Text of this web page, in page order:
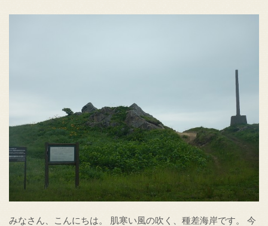
みなさん、こんにちは。 肌寒い風の吹く、種差海岸です。 今